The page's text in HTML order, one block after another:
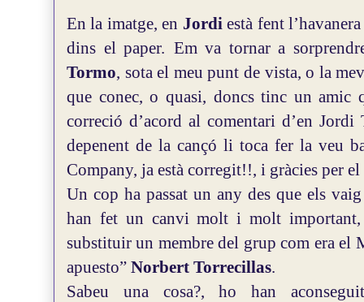
En la imatge, en Jordiestà fent
dins el paper. Em va tornar a
Tormo, sota el meu punt de vista, o la
que conec, o quasi, doncs tinc un amic
correció d’acord al comentari d’en
depenent de la cançó li toca fer la veu
Company, ja està corregit!!, i gràcies per
Un cop ha passat un any des que els
han fet un canvi molt i molt
substituir un membre del grup com era el
apuesto” Norbert Torrecillas.
Sabeu una cosa?, ho han